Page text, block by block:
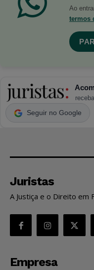
Ao
termos
Seguir no Google
Juristas
A Justiça e o Direito em
Empresa